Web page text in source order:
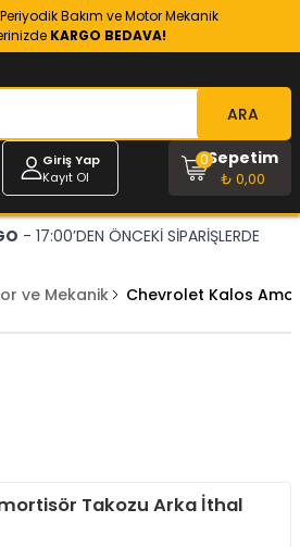
Bakım ve Motor Mekanik
KARGO BEDAVA!
ARA
Giriş Yap
Kayıt Ol
Sepetim
₺ 0,00
0
- 17:00’DEN ÖNCEKİ SİPARİŞLERDE
ve Mekanik Chevrolet Kalos
Takozu Arka İthal